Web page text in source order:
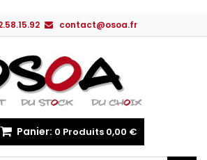
contact@osoa.fr
Panier: 0 Produits 0,00 €